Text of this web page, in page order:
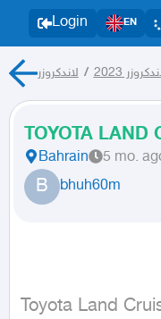
Login EN
2023
/
TOYOTA LAND
Bahrain 5 mo.
B bhuh60m
Toyota Land